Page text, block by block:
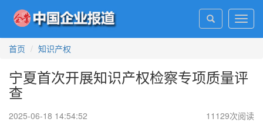
首页
知识产权
宁夏首次开展知识产权检察专项质量评
查
2025-06-18 14:54:52 11129次阅读